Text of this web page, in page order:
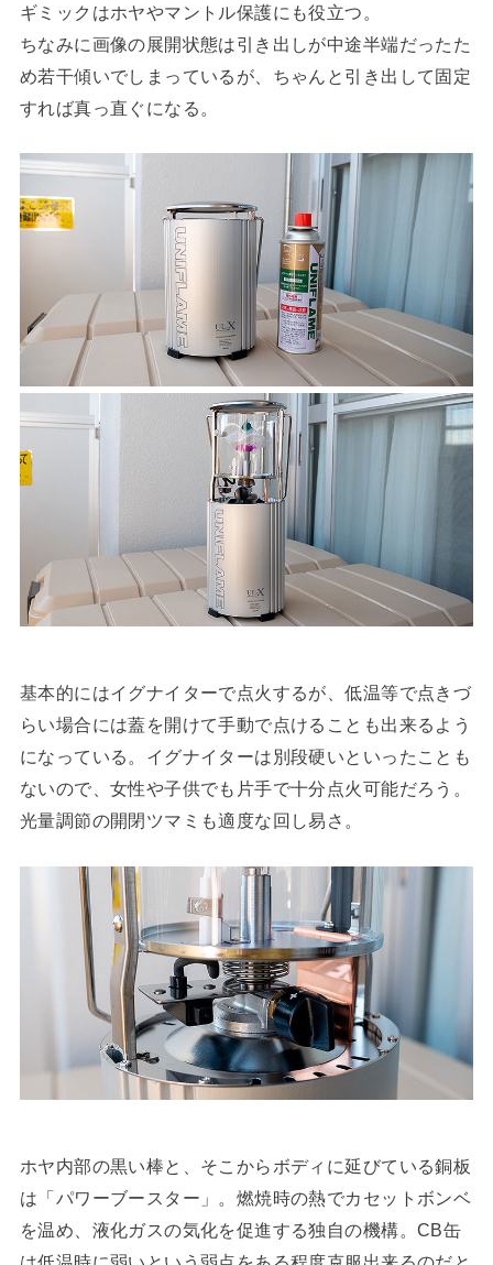
ギミックはホヤやマントル保護にも役立つ。
ちなみに画像の展開状態は引き出しが中途半端だったた
め若干傾いでしまっているが、ちゃんと引き出して固定
すれば真っ直ぐになる。
基本的にはイグナイターで点火するが、低温等で点きづ
らい場合には蓋を開けて手動で点けることも出来るよう
になっている。イグナイターは別段硬いといったことも
ないので、女性や子供でも片手で十分点火可能だろう。
光量調節の開閉ツマミも適度な回し易さ。
ホヤ内部の黒い棒と、そこからボディに延びている銅板
は「パワーブースター」。燃焼時の熱でカセットボンベ
を温め、液化ガスの気化を促進する独自の機構。CB缶